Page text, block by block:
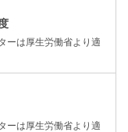
ーは厚生労働省より適
ーは厚生労働省より適